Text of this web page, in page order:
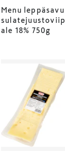
Menu leppäsavu
sulatejuustoviip
ale 18% 750g